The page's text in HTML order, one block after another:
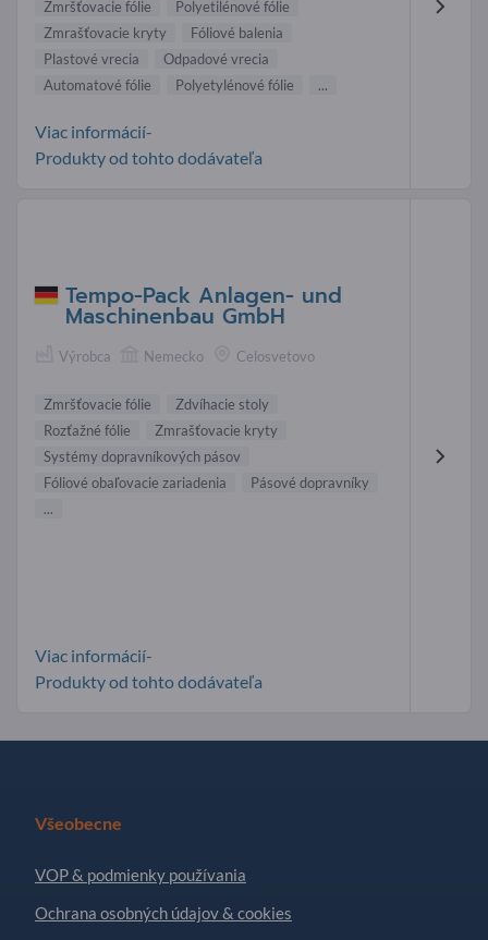
Zmršťovacie fólie
Polyetilénové fólie
Zmrašťovacie kryty
Fóliové balenia
Plastové vrecia
Odpadové vrecia
Automatové fólie
Polyetylénové fólie ...
Viac informácií-
Produkty od tohto dodávateľa
Tempo-Pack Anlagen- und
Maschinenbau GmbH
Výrobca Nemecko Celosvetovo
Zmršťovacie fólie
Zdvíhacie stoly
Rozťažné fólie
Zmrašťovacie kryty
Systémy dopravníkových pásov
Fóliové obaľovacie zariadenia
Pásové dopravníky
...
Viac informácií-
Produkty od tohto dodávateľa
Všeobecne
VOP & podmienky používania
Ochrana osobných údajov & cookies